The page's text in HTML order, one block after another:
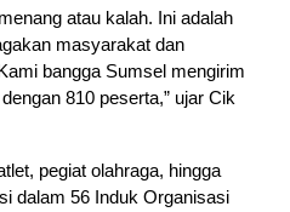
atau kalah. Ini adalah
masyarakat dan
bangga Sumsel mengirim
810 peserta,” ujar Cik
pegiat olahraga, hingga
dalam 56 Induk Organisasi